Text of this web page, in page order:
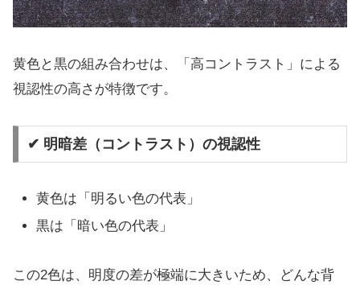
黄色と黒の組み合わせは、「高コントラスト」による
視認性の高さが特徴です。
✔ 明暗差（コントラスト）の視認性
黄色は「明るい色の代表」
黒は「暗い色の代表」
この2色は、明度の差が極端に大きいため、どんな背